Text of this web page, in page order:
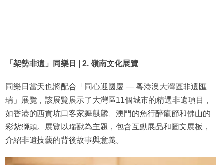
「架勢非遺」同樂日 | 2. 嶺南文化展覽
同樂日當天也將配合「同心迎國慶 — 粵港澳大灣區非遺匯
瑞」展覽，該展覽展示了大灣區11個城市的精選非遺項目，
如香港的西貢坑口客家舞麒麟、澳門的魚行醉龍節和佛山的
彩紮獅頭。展覽以瑞獸為主題，包含互動展品和圖文展板，
介紹非遺技藝的背後故事與意義。